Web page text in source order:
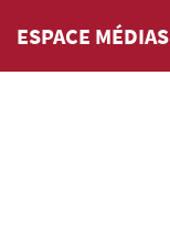
ESPACE MÉDIAS